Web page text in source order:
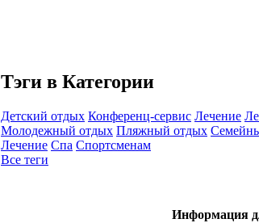
Тэги в Категории
Детский отдых Конференц-сервис Лечение
Молодежный отдых Пляжный отдых
Лечение Спа Спортсменам
Все теги
Информация